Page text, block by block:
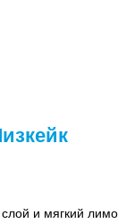
и мягкий